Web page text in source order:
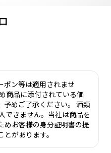
ポン等は適用されませ
品に添付されている価
予めご了承ください。 酒類
できません。当社は商品を
めお客様の身分証明書の提
があります。